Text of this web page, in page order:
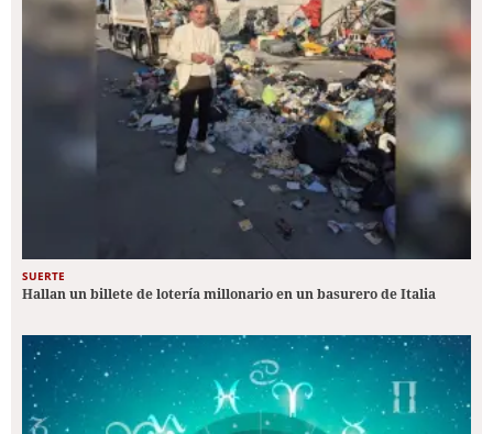
SUERTE
Hallan un billete de lotería millonario en un basurero de Italia